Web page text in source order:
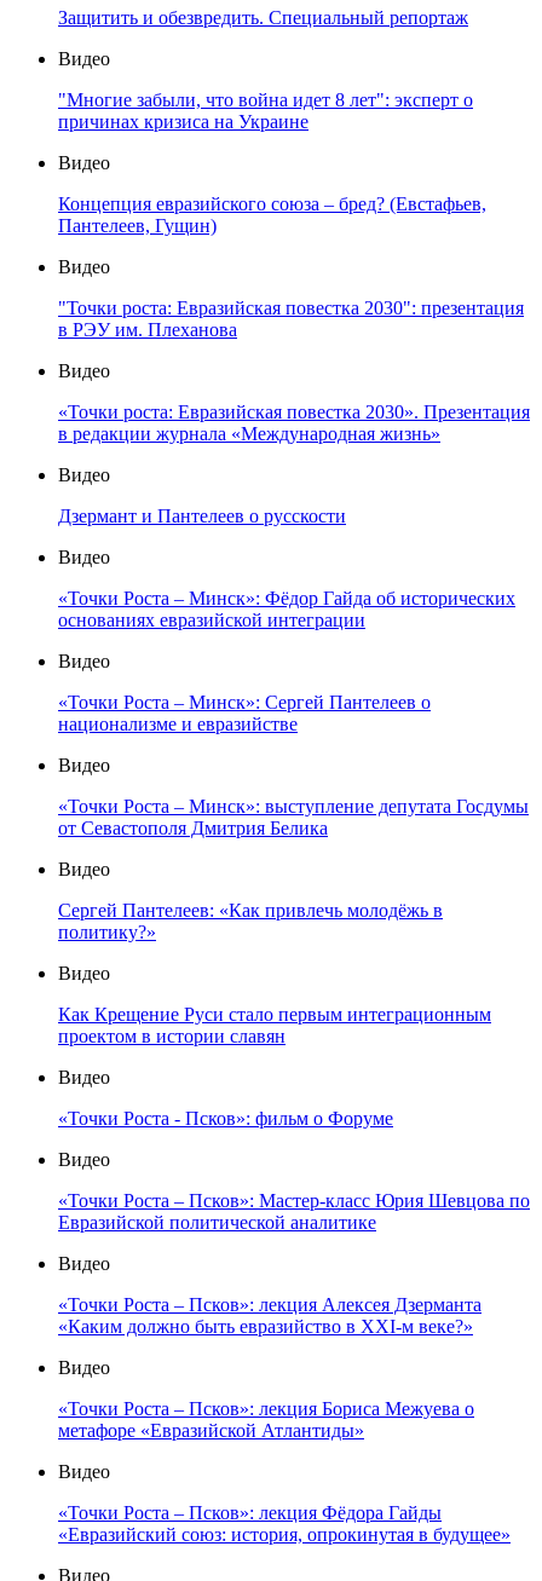
Защитить и обезвредить. Специальный репортаж
Видео
"Многие забыли, что война идет 8 лет": эксперт о
причинах кризиса на Украине
Видео
Концепция евразийского союза – бред? (Евстафьев,
Пантелеев, Гущин)
Видео
"Точки роста: Евразийская повестка 2030": презентация
в РЭУ им. Плеханова
Видео
«Точки роста: Евразийская повестка 2030». Презентация
в редакции журнала «Международная жизнь»
Видео
Дзермант и Пантелеев о русскости
Видео
«Точки Роста – Минск»: Фёдор Гайда об исторических
основаниях евразийской интеграции
Видео
«Точки Роста – Минск»: Сергей Пантелеев о
национализме и евразийстве
Видео
«Точки Роста – Минск»: выступление депутата Госдумы
от Севастополя Дмитрия Белика
Видео
Сергей Пантелеев: «Как привлечь молодёжь в
политику?»
Видео
Как Крещение Руси стало первым интеграционным
проектом в истории славян
Видео
«Точки Роста - Псков»: фильм о Форуме
Видео
«Точки Роста – Псков»: Мастер-класс Юрия Шевцова по
Евразийской политической аналитике
Видео
«Точки Роста – Псков»: лекция Алексея Дзерманта
«Каким должно быть евразийство в XXI-м веке?»
Видео
«Точки Роста – Псков»: лекция Бориса Межуева о
метафоре «Евразийской Атлантиды»
Видео
«Точки Роста – Псков»: лекция Фёдора Гайды
«Евразийский союз: история, опрокинутая в будущее»
Видео